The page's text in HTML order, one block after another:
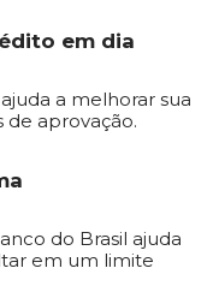
em dia
a melhorar sua
aprovação.
do Brasil ajuda
em um limite